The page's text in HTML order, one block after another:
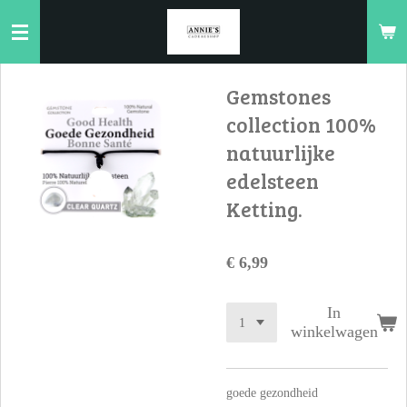
direct
naar
hoofdinhoud
Gemstones
collection 100%
natuurlijke
edelsteen
Ketting.
€ 6,99
In
winkelwagen
goede gezondheid